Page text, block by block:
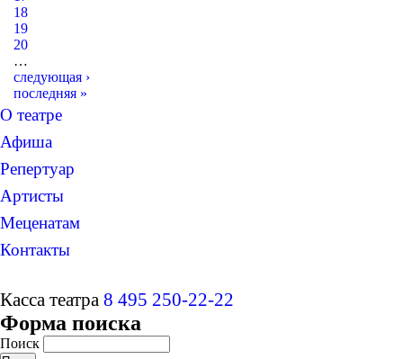
18
19
20
…
следующая ›
последняя »
О театре
Афиша
Репертуар
Артисты
Меценатам
Контакты
Касса театра 8 495 250-22-22
Форма поиска
Поиск